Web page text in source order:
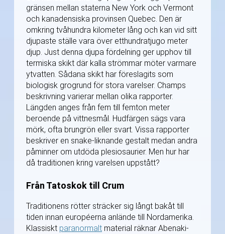
gränsen mellan staterna New York och Vermont
och kanadensiska provinsen Quebec. Den är
omkring tvåhundra kilometer lång och kan vid sitt
djupaste ställe vara över etthundratjugo meter
djup. Just denna djupa fördelning ger upphov till
termiska skikt där kalla strömmar möter varmare
ytvatten. Sådana skikt har föreslagits som
biologisk grogrund för stora varelser. Champs
beskrivning varierar mellan olika rapporter.
Längden anges från fem till femton meter
beroende på vittnesmål. Hudfärgen sägs vara
mörk, ofta brungrön eller svart. Vissa rapporter
beskriver en snake-liknande gestalt medan andra
påminner om utdöda plesiosaurier. Men hur har
då traditionen kring varelsen uppstått?
Från Tatoskok till Crum
Traditionens rötter sträcker sig långt bakåt till
tiden innan européerna anlände till Nordamerika.
Klassiskt paranormalt material räknar Abenaki-